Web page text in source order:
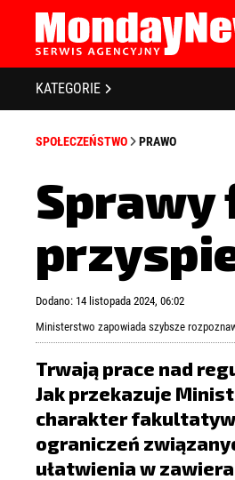
STRONA GŁÓWNA
O NAS
POLITYKA PRYWATNOŚCI
KONTAKT
KATEGORIE
BIZNES I GOSPODARKA
BANKOWOŚĆ I FINANSE
SPOŁECZEŃSTWO
MEDIA
ZDROWIE I URODA
KULTURA
LIFESTYLE
OPINIE I KOMENTARZE
SPOŁECZEŃSTWO PRAWO
Sprawy
Dodano: 14 listopada 2024, 06:02
Ministerstwo zapowiada szybsze
Trwają prace nad
Jak przekazuje
charakter
ograniczeń
ułatwienia w